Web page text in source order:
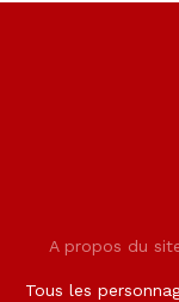
A propos du
Tous les